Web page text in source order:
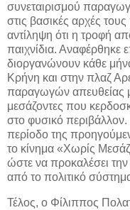
συνεταιρισμού
στις βασικές αρχές
αντίληψη ότι η τροφή
παιχνίδια. Αναφέρθηκε
διοργανώνουν κάθε
Κρήνη και στην πλαζ
παραγωγών απευθείας
μεσάζοντες που
στο φυσικό
περίοδο της
το κίνημα «Χωρίς
ώστε να προκαλέσει την
από το πολιτικό
Τέλος, ο Φίλιππος